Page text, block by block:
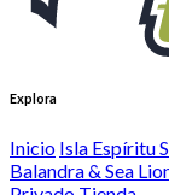
Explora
Inicio Isla Espíritu
Balandra & Sea